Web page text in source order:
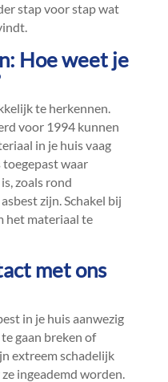
stap voor stap wat
Hoe weet je
te herkennen.​
voor 1994 kunnen
in je huis vaag
toegepast waar
zoals rond
zijn.​ Schakel bij
het materiaal te
met ons
in je huis aanwezig
gaan breken of
extreem schadelijk
ingeademd worden.​